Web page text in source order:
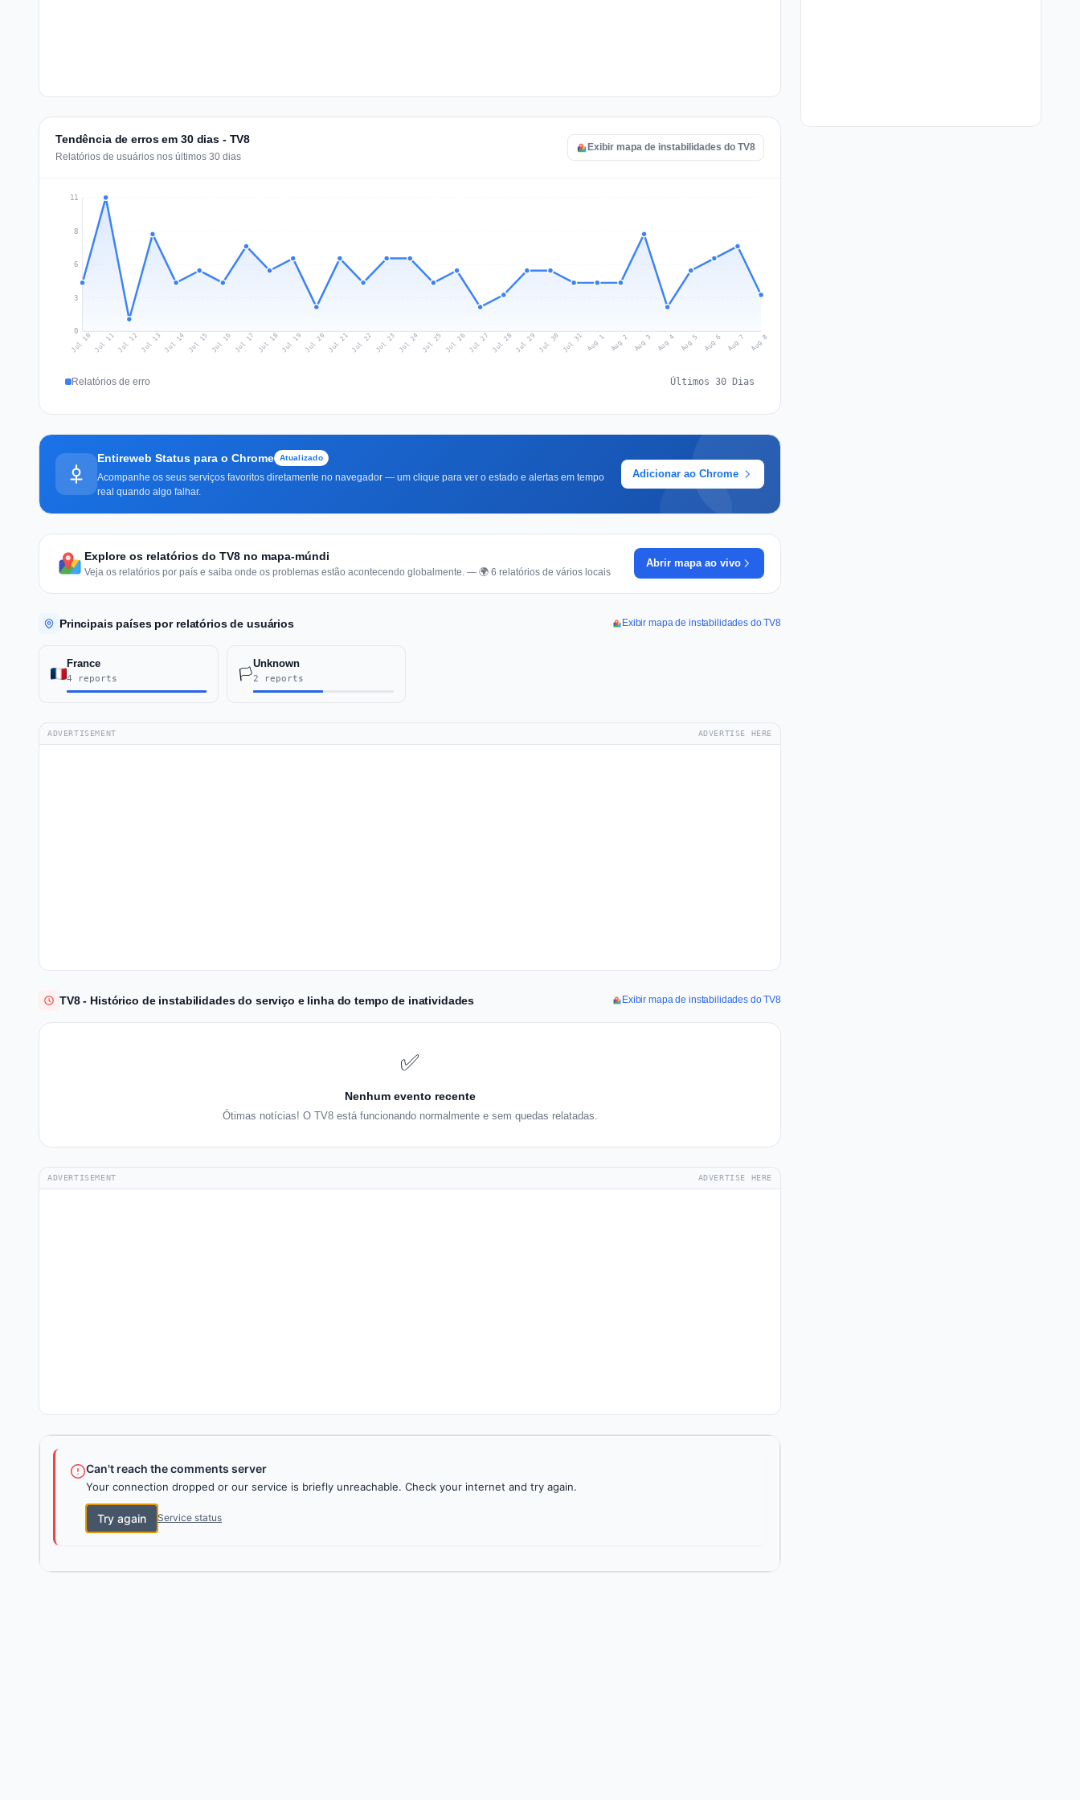
Tendência de erros em 30 dias - TV8
Relatórios de usuários nos últimos 30 dias
Exibir mapa de instabilidades do TV8
0
3
6
8
11
Jul 10 Jul 11Jul 12Jul 13 Jul 14 Jul 15 Jul 16 Jul 17 Jul 18Jul 19 Jul 20 Jul 21Jul 22 Jul 23 Jul 24 Jul 25 Jul 26Jul 27 Jul 28Jul 29 Jul 30 Jul 31 Aug 1 Aug 2 Aug 3 Aug 4 Aug 5 Aug 6 Aug 7 Aug 8
Relatórios de erro Últimos 30 Dias
Entireweb Status para o Chrome Atualizado
Acompanhe os seus serviços favoritos diretamente no navegador — um clique para ver o estado e alertas em tempo
real quando algo falhar.
Adicionar ao Chrome
Explore os relatórios do TV8 no mapa-múndi
Veja os relatórios por país e saiba onde os problemas estão acontecendo globalmente. — 🌍 6 relatórios de vários locais
Abrir mapa ao vivo
Principais países por relatórios de usuários Exibir mapa de instabilidades do TV8
France
4 reports 🏳️
Unknown
2 reports
ADVERTISEMENT ADVERTISE HERE
TV8 - Histórico de instabilidades do serviço e linha do tempo de inatividades Exibir mapa de instabilidades do TV8
✅
Nenhum evento recente
Ótimas notícias! O TV8 está funcionando normalmente e sem quedas relatadas.
ADVERTISEMENT ADVERTISE HERE
Can't reach the comments server
Your connection dropped or our service is briefly unreachable. Check your internet and try again.
Try again Service status